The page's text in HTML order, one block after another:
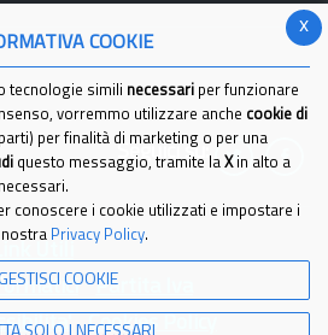
Seguici su:
Partita Iva
Cookies Policy
x
COOKIE
tecnologie simili necessari per funzionare
vorremmo utilizzare anche cookie di
per finalità di marketing o per una
questo messaggio, tramite la Xin alto a
conoscere i cookie utilizzati e impostare i
nostra Privacy Policy.
COOKIE